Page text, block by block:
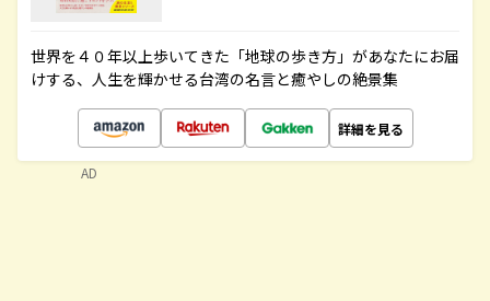
世界を４０年以上歩いてきた「地球の歩き方」があなたにお届
けする、人生を輝かせる台湾の名言と癒やしの絶景集
詳細を見る
AD